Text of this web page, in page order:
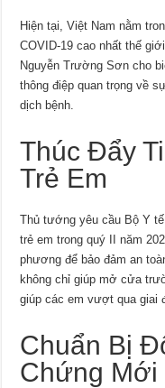
Hiện tại, Việt Nam nằm
COVID-19 cao nhất thế
Nguyễn Trường Sơn cho
thông điệp quan trọng về
dịch bệnh.
Thúc Đẩy
Trẻ Em
Thủ tướng yêu cầu Bộ Y
trẻ em trong quý II năm
phương để bảo đảm an
không chỉ giúp mở cửa
giúp các em vượt qua giai
Chuẩn Bị
Chứng Mới